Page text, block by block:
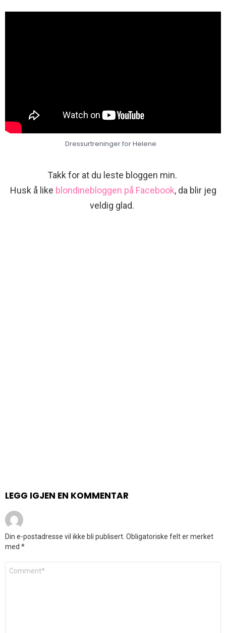
Dressurtreninger for Helene
Takk for at du leste bloggen min.
Husk å like blondinebloggen på Facebook, da blir jeg
veldig glad.
LEGG IGJEN EN KOMMENTAR
Din e-postadresse vil ikke bli publisert. Obligatoriske felt er merket
med *
Kommentar